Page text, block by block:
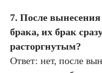
7. После
брака, их брак
расторгнутым?
Ответ: нет, после